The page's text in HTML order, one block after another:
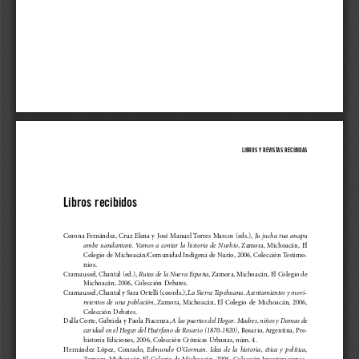
LIBROS Y REVISTAS RECIBIDAS
Libros  recibidos
Corona Fernández, Cruz Elena y José Manuel Torres Marcos (eds.), Ju jucha tua anapu
ambe  uandantani.  Vamos  a  contar  la  historia  de  Nurhío,  Zamora,  Michoacán,  El
Colegio de Michoacán/Comunidad Indígena de Nurío, 2006, Colección Testimo-
nios.
Cramaussel, Chantal (ed.), Rutas de la Nueva España, Zamora, Michoacán, El Colegio de
Michoacán, 2006, Colección Debates.
Cramaussel, Chantal y Sara Ortelli (coords.), La Sierra Tepehuana. Asentamientos y movi-
mientos  de  una  población,  Zamora,  Michoacán,  El  Colegio  de  Michoacán,  2006,
Colección  Debates.
Dalla Corte, Gabriela y Paola Piacenza, A las puertas del Hogar. Madres, niños y Damas de
caridad en el Hogar del Huérfano de Rosario (1870-1920), Rosario, Argentina, Pre-
historia Ediciones, 2006, Colección Crónicas Urbanas, núm. 4.
Hernández  López,  Conrado,  Edmundo  O‘Gorman.  Idea  de  la  historia,  ética  y  política,